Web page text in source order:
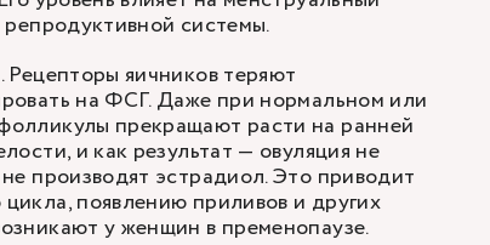
системы.
яичников теряют
на ФСГ. Даже при нормальном или
прекращают расти на ранней
и как результат — овуляция не
производят эстрадиол. Это приводит
появлению приливов и других
у женщин в пременопаузе.